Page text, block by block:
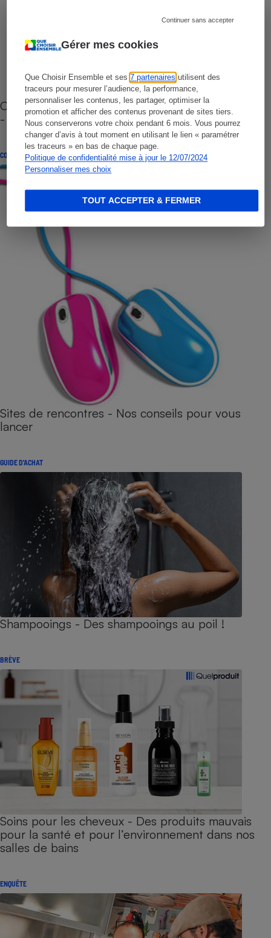
Gérer mes cookies
Que Choisir Ensemble et ses7 partenaires utilisent des
traceurs pour mesurer l’audience, la performance,
personnaliser les contenus, les partager, optimiser la
promotion et afficher des contenus provenant de sites tiers.
Nous conserverons votre choix pendant 6 mois. Vous pourrez
changer d’avis à tout moment en utilisant le lien « paramétrer
les traceurs » en bas de chaque page.
Politique de confidentialité mise à jour le 12/07/2024
Personnaliser mes choix
Continuer sans accepter
TOUT ACCEPTER & FERMER
Cafetière à capsules zéro déchet CoffeeB (vidéo)
- Premières impressions
CONSEILS
Sites de rencontres - Nos conseils pour vous
lancer
GUIDE D'ACHAT
Shampooings - Des shampooings au poil !
BRÈVE
Soins pour les cheveux - Des produits mauvais
pour la santé et pour l’environnement dans nos
salles de bains
ENQUÊTE